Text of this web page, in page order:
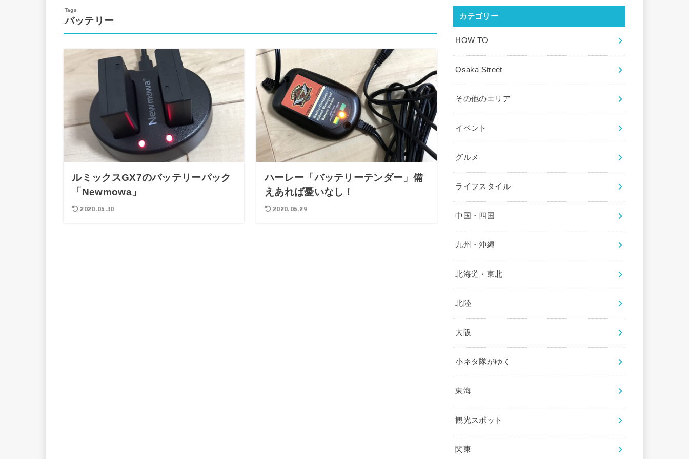
バッテリー
ルミックスGX7のバッテリーパック
「Newmowa」
2020.05.30
ハーレー「バッテリーテンダー」備
えあれば憂いなし！
2020.05.29
カテゴリー
HOW TO
Osaka Street
その他のエリア
イベント
グルメ
ライフスタイル
中国・四国
九州・沖縄
北海道・東北
北陸
大阪
小ネタ隊がゆく
東海
観光スポット
関東